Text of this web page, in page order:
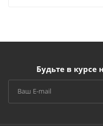
Будьте в курсе